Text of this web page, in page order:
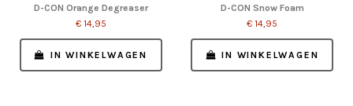
D-CON Orange Degreaser
€ 14,95
IN WINKELWAGEN
D-CON Snow Foam
€ 14,95
IN WINKELWAGEN